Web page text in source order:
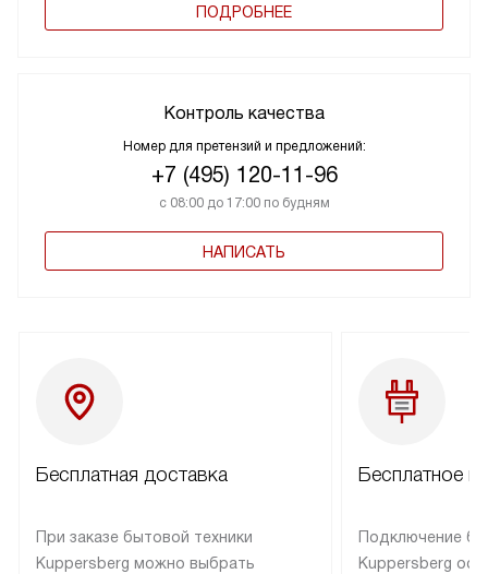
ПОДРОБНЕЕ
Контроль качества
Номер для претензий и предложений:
+7 (495) 120-11-96
с 08:00 до 17:00 по будням
НАПИСАТЬ
Бесплатная доставка
При заказе бытовой техники
Kuppersberg можно выбрать
Бесплатное
Подключение
Kuppersberg